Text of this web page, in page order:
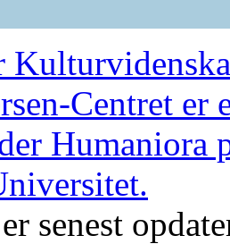
senest